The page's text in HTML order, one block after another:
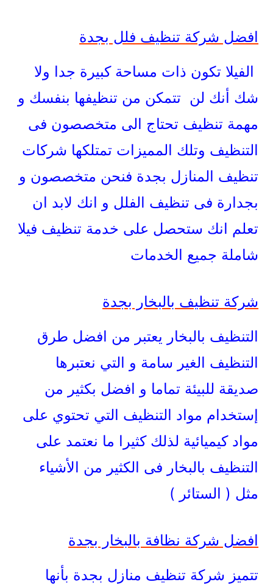
افضل شركة تنظيف فلل بجدة
الفيلا تكون ذات مساحة كبيرة جدا ولا
شك أنك لن تتمكن من تنظيفها بنفسك و
مهمة تنظيف تحتاج الى متخصصون فى
التنظيف وتلك المميزات تمتلكها شركات
تنظيف المنازل بجدة فنحن متخصصون و
بجدارة فى تنظيف الفلل و انك لابد ان
تعلم انك ستحصل على خدمة تنظيف فيلا
شاملة جميع الخدمات
شركة تنظيف بالبخار بجدة
التنظيف بالبخار يعتبر من افضل طرق
التنظيف الغير سامة و التي نعتبرها
صديقة للبيئة تماما و افضل بكثير من
إستخدام مواد التنظيف التي تحتوي على
مواد كيميائية لذلك كثيرا ما نعتمد على
التنظيف بالبخار فى الكثير من الأشياء
مثل ( الستائر )
افضل شركة نظافة بالبخار بجدة
تتميز شركة تنظيف منازل بجدة بأنها